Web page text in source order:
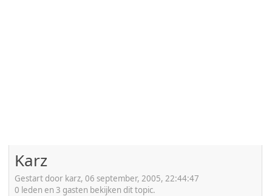
Karz
Gestart door karz, 06 september, 2005, 22:44:47
0 leden en 3 gasten bekijken dit topic.